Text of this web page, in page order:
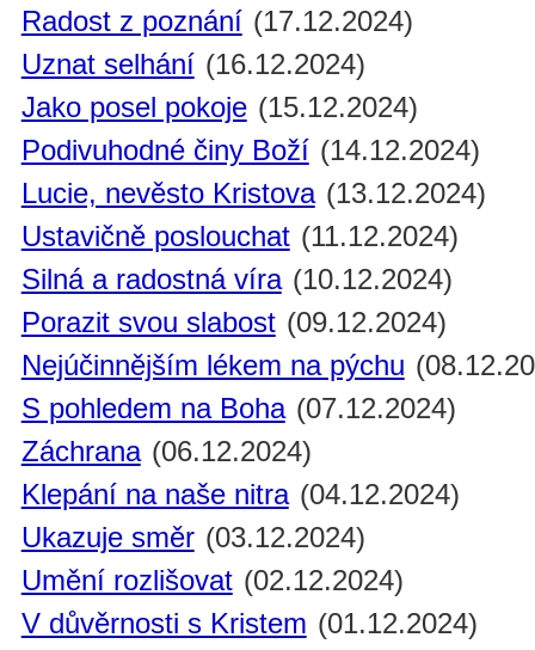
Radost z poznání (17.12.2024)
Uznat selhání (16.12.2024)
Jako posel pokoje (15.12.2024)
Podivuhodné činy Boží (14.12.2024)
Lucie, nevěsto Kristova (13.12.2024)
Ustavičně poslouchat (11.12.2024)
Silná a radostná víra (10.12.2024)
Porazit svou slabost (09.12.2024)
Nejúčinnějším lékem na pýchu
S pohledem na Boha (07.12.2024)
Záchrana (06.12.2024)
Klepání na naše nitra (04.12.2024)
Ukazuje směr (03.12.2024)
Umění rozlišovat (02.12.2024)
V důvěrnosti s Kristem (01.12.2024)